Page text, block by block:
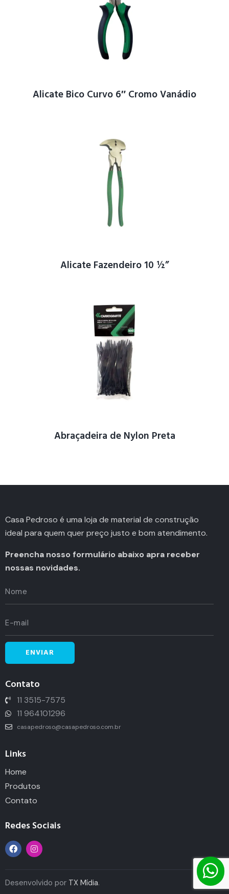
Alicate Bico Curvo 6″ Cromo Vanádio
Alicate Fazendeiro 10 ½”
Abraçadeira de Nylon Preta
Casa Pedroso é uma loja de material de construção
ideal para quem quer preço justo e bom atendimento.
Preencha nosso formulário abaixo apra receber
nossas novidades.
Contato
11 3515-7575
11 964101296
casapedroso@casapedroso.com.br
Links
Home
Produtos
Contato
Redes Sociais
Desenvolvido por TX Mídia.